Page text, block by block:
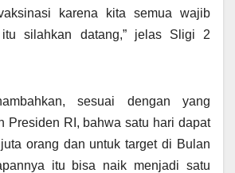
karena kita semua wajib
silahkan datang,” jelas Sligi 2
sesuai dengan yang
Presiden RI, bahwa satu hari dapat
orang dan untuk target di Bulan
itu bisa naik menjadi satu